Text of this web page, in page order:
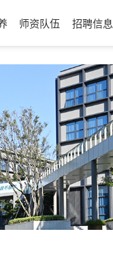
师资队伍 招聘信息